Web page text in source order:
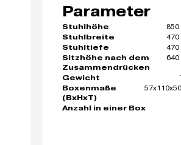
Parameter
Stuhlhöhe
Stuhlbreite
470
Stuhltiefe
470
Sitzhöhe nach dem
Zusammendrücken
640
Gewicht
Boxenmaße
(BxHxT)
Anzahl in einer Box